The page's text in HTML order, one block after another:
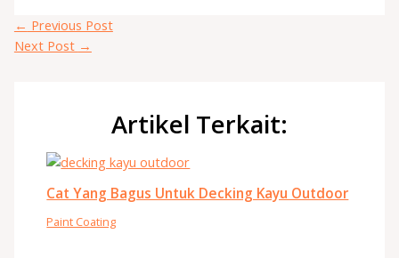
← Previous Post
Next Post →
Artikel Terkait:
Cat Yang Bagus Untuk Decking Kayu Outdoor
Paint Coating